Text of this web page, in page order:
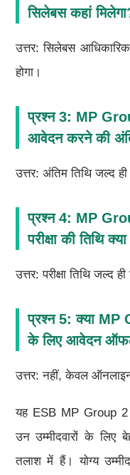
सिलेबस कहां
उत्तर: सिलेबस
होगा।
प्रश्न 3: MP
आवेदन करने की
उत्तर: अंतिम तिथि जल्द
प्रश्न 4: MP
परीक्षा की तिथि
उत्तर: परीक्षा तिथि जल्द
प्रश्न 5: क्या MP
के लिए आवेदन
उत्तर: नहीं, केवल
यह ESB MP Group
उन उम्मीदवारों के लिए
तलाश में हैं। योग्य